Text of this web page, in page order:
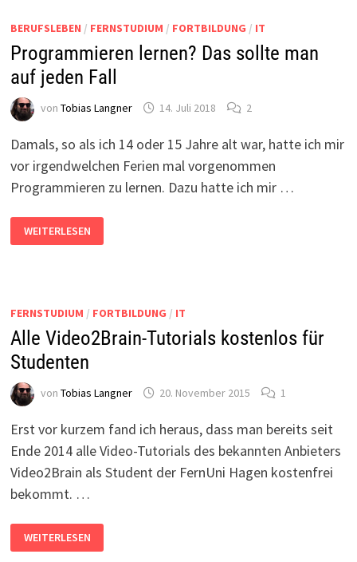
UNTERNEHMENS?
BERUFSLEBEN / FERNSTUDIUM / FORTBILDUNG / IT
Programmieren lernen? Das sollte man
auf jeden Fall
von Tobias Langner 14. Juli 2018 2
Damals, so als ich 14 oder 15 Jahre alt war, hatte ich mir
vor irgendwelchen Ferien mal vorgenommen
Programmieren zu lernen. Dazu hatte ich mir …
PROGRAMMIEREN
LERNEN?
DAS
WEITERLESEN
FERNSTUDIUM / FORTBILDUNG / IT
Alle Video2Brain-Tutorials kostenlos für
Studenten
von Tobias Langner 20. November 2015 1
Erst vor kurzem fand ich heraus, dass man bereits seit
Ende 2014 alle Video-Tutorials des bekannten Anbieters
Video2Brain als Student der FernUni Hagen kostenfrei
bekommt. …
ALLE
VIDEO2BRAIN-
TUTORIALS
WEITERLESEN